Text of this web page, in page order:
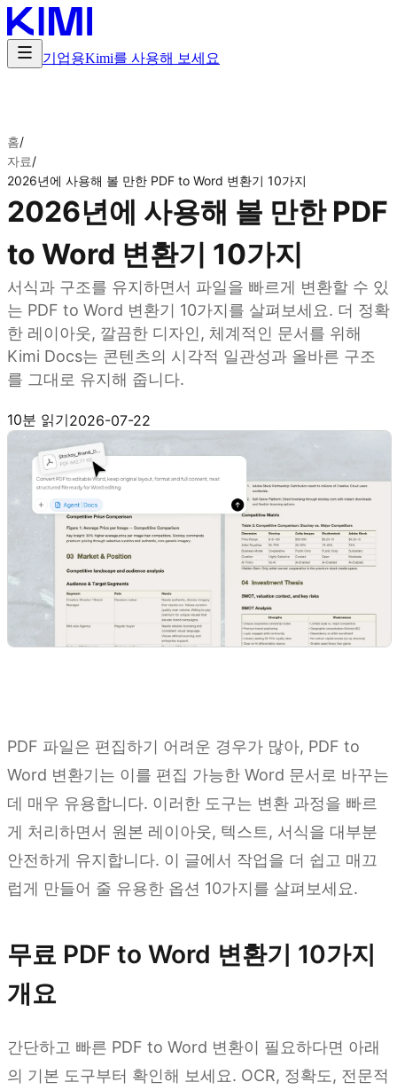
기업용Kimi를 사용해 보세요
홈/
자료/
2026년에 사용해 볼 만한 PDF to Word 변환기 10가지
2026년에 사용해 볼 만한 PDF
to Word 변환기 10가지
서식과 구조를 유지하면서 파일을 빠르게 변환할 수 있
는 PDF to Word 변환기 10가지를 살펴보세요. 더 정확
한 레이아웃, 깔끔한 디자인, 체계적인 문서를 위해
Kimi Docs는 콘텐츠의 시각적 일관성과 올바른 구조
를 그대로 유지해 줍니다.
10분 읽기2026-07-22
PDF 파일은 편집하기 어려운 경우가 많아, PDF to
Word 변환기는 이를 편집 가능한 Word 문서로 바꾸는
데 매우 유용합니다. 이러한 도구는 변환 과정을 빠르
게 처리하면서 원본 레이아웃, 텍스트, 서식을 대부분
안전하게 유지합니다. 이 글에서 작업을 더 쉽고 매끄
럽게 만들어 줄 유용한 옵션 10가지를 살펴보세요.
무료 PDF to Word 변환기 10가지
개요
간단하고 빠른 PDF to Word 변환이 필요하다면 아래
의 기본 도구부터 확인해 보세요. OCR, 정확도, 전문적